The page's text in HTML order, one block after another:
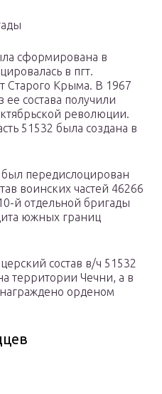
сформирована в
в пгт.
Старого Крыма. В 1967
ее состава получили
революции.
51532 была создана в
передислоцирован
воинских частей 46266
й отдельной бригады
южных границ
состав в/ч 51532
территории Чечни, а в
орденом